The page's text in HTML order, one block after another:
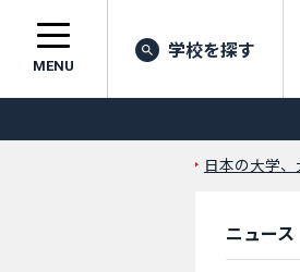
MENU
学校を探す
日本の大学
ニュース